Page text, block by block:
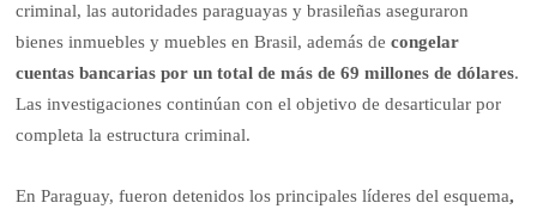
criminal, las autoridades paraguayas y brasileñas aseguraron
bienes inmuebles y muebles en Brasil, además decongelar
cuentas bancarias por un total de más de 69 millones de dólares.
Las investigaciones continúan con el objetivo de desarticular por
completa la estructura criminal.
En Paraguay, fueron detenidos los principales líderes del esquema,